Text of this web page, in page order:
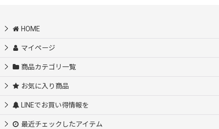
HOME
マイページ
商品カテゴリ一覧
お気に入り商品
LINEでお買い得情報を
最近チェックしたアイテム